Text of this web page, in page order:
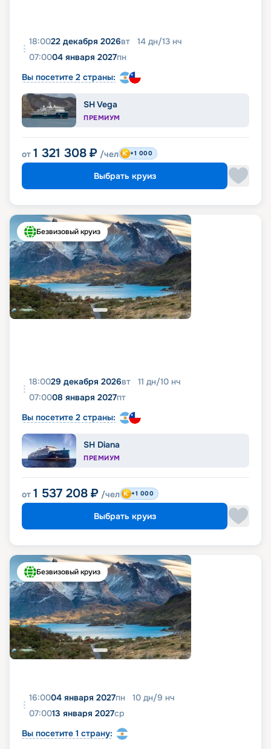
18:0022 декабря 2026вт 14 дн/13 нч
07:0004 января 2027пн
Вы посетите 2 страны:
SH Vega
ПРЕМИУМ
от 1 321 308 ₽ /чел +1 000
Выбрать круиз
Безвизовый круиз
18:0029 декабря 2026вт 11 дн/10 нч
07:0008 января 2027пт
Вы посетите 2 страны:
SH Diana
ПРЕМИУМ
от 1 537 208 ₽ /чел +1 000
Выбрать круиз
Безвизовый круиз
16:0004 января 2027пн 10 дн/9 нч
07:0013 января 2027ср
Вы посетите 1 страну: